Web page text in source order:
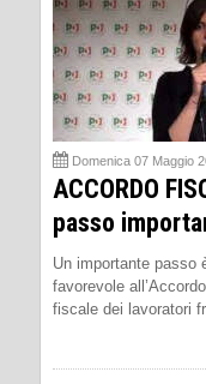
Domenica 07 Maggio
ACCORDO
passo
Un importante passo
favorevole
fiscale dei lavoratori